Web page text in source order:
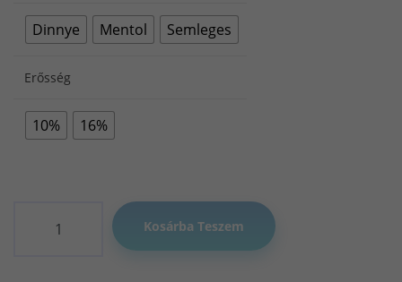
Dinnye Mentol Semleges
Erősség
10% 16%
Kosárba Teszem